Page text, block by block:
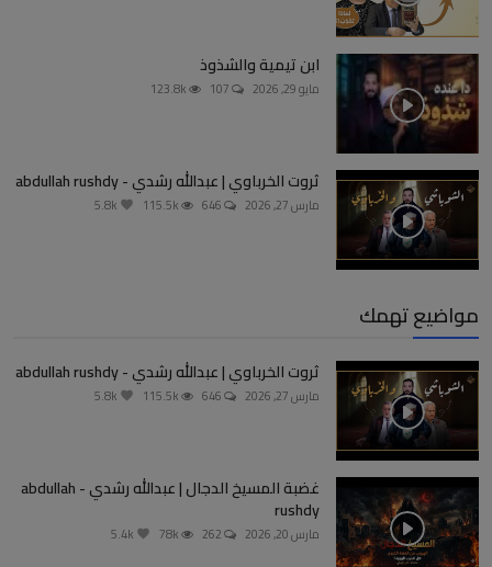
ابن تيمية والشذوذ
مايو 29, 2026
ثروت الخرباوي | عبدالله رشدي - abdullah rushdy
مارس 27, 2026
مواضيع تهمك
ثروت الخرباوي | عبدالله رشدي - abdullah rushdy
مارس 27, 2026
غضبة المسيخ الدجال | عبدالله رشدي - abdullah
rushdy
مارس 20, 2026